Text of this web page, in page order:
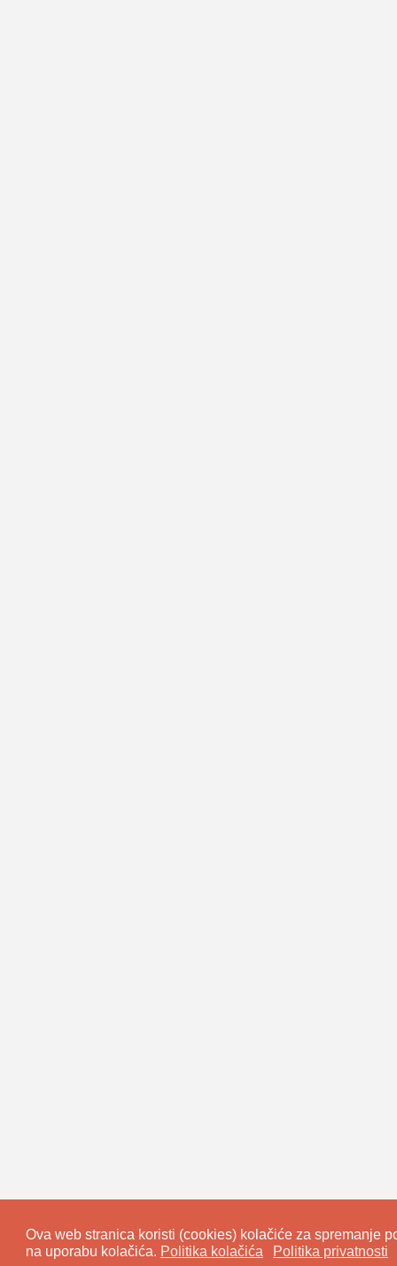
Ova web stranica koristi (cookies) kolačiće za spremanje
na uporabu kolačića. Politika kolačića Politika privatnosti